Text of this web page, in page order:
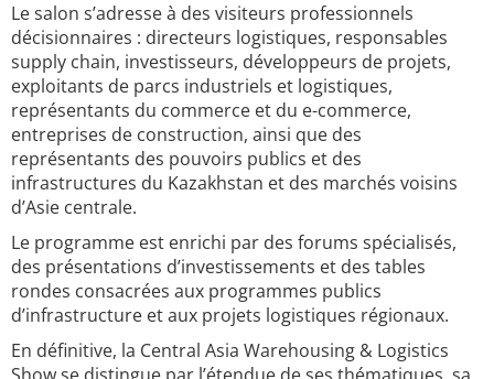
Le salon s’adresse à des visiteurs professionnels
décisionnaires : directeurs logistiques, responsables
supply chain, investisseurs, développeurs de projets,
exploitants de parcs industriels et logistiques,
représentants du commerce et du e-commerce,
entreprises de construction, ainsi que des
représentants des pouvoirs publics et des
infrastructures du Kazakhstan et des marchés voisins
d’Asie centrale.
Le programme est enrichi par des forums spécialisés,
des présentations d’investissements et des tables
rondes consacrées aux programmes publics
d’infrastructure et aux projets logistiques régionaux.
En définitive, la Central Asia Warehousing & Logistics